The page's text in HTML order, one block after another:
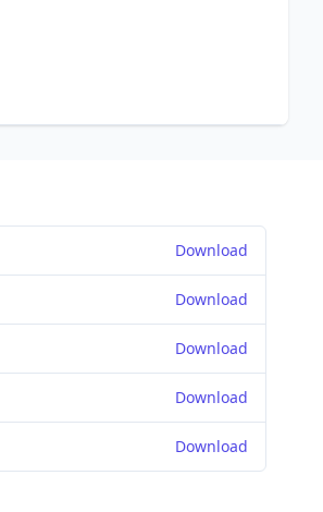
Download
Download
Download
Download
Download